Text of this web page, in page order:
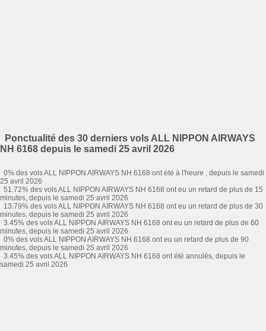
Ponctualité des 30 derniers vols ALL NIPPON AIRWAYS
NH 6168 depuis le samedi 25 avril 2026
0% des vols ALL NIPPON AIRWAYS NH 6168 ont été à l'heure , depuis le samedi
25 avril 2026
51.72% des vols ALL NIPPON AIRWAYS NH 6168 ont eu un retard de plus de 15
minutes, depuis le samedi 25 avril 2026
13.79% des vols ALL NIPPON AIRWAYS NH 6168 ont eu un retard de plus de 30
minutes, depuis le samedi 25 avril 2026
3.45% des vols ALL NIPPON AIRWAYS NH 6168 ont eu un retard de plus de 60
minutes, depuis le samedi 25 avril 2026
0% des vols ALL NIPPON AIRWAYS NH 6168 ont eu un retard de plus de 90
minutes, depuis le samedi 25 avril 2026
3.45% des vols ALL NIPPON AIRWAYS NH 6168 ont été annulés, depuis le
samedi 25 avril 2026